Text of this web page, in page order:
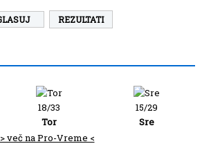
REZULTATI
18/33
Tor
15/29
Sre
> več na Pro-Vreme <